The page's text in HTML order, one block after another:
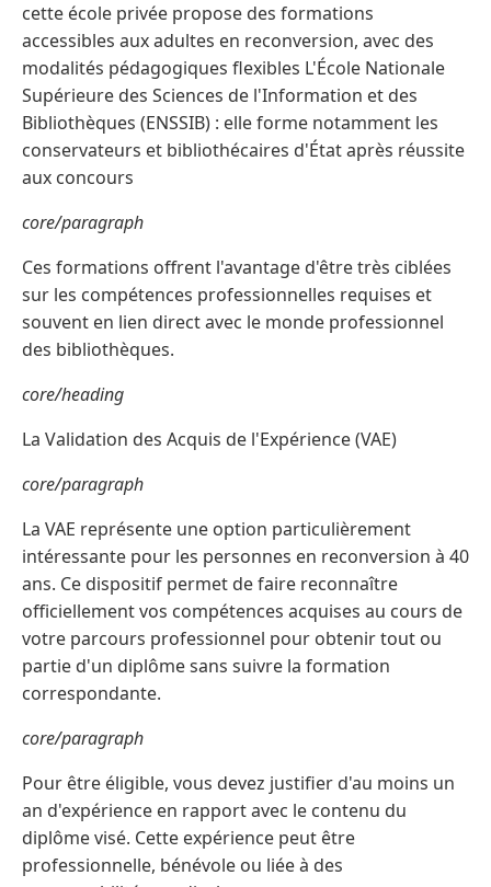
cette école privée propose des formations
accessibles aux adultes en reconversion, avec des
modalités pédagogiques flexibles L'École Nationale
Supérieure des Sciences de l'Information et des
Bibliothèques (ENSSIB) : elle forme notamment les
conservateurs et bibliothécaires d'État après réussite
aux concours
core/paragraph
Ces formations offrent l'avantage d'être très ciblées
sur les compétences professionnelles requises et
souvent en lien direct avec le monde professionnel
des bibliothèques.
core/heading
La Validation des Acquis de l'Expérience (VAE)
core/paragraph
La VAE représente une option particulièrement
intéressante pour les personnes en reconversion à 40
ans. Ce dispositif permet de faire reconnaître
officiellement vos compétences acquises au cours de
votre parcours professionnel pour obtenir tout ou
partie d'un diplôme sans suivre la formation
correspondante.
core/paragraph
Pour être éligible, vous devez justifier d'au moins un
an d'expérience en rapport avec le contenu du
diplôme visé. Cette expérience peut être
professionnelle, bénévole ou liée à des